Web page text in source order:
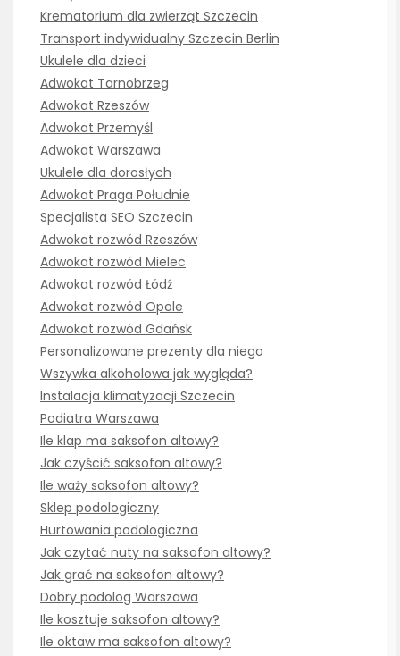
Krematorium dla zwierząt Szczecin
Transport indywidualny Szczecin Berlin
Ukulele dla dzieci
Adwokat Tarnobrzeg
Adwokat Rzeszów
Adwokat Przemyśl
Adwokat Warszawa
Ukulele dla dorosłych
Adwokat Praga Południe
Specjalista SEO Szczecin
Adwokat rozwód Rzeszów
Adwokat rozwód Mielec
Adwokat rozwód Łódź
Adwokat rozwód Opole
Adwokat rozwód Gdańsk
Personalizowane prezenty dla niego
Wszywka alkoholowa jak wygląda?
Instalacja klimatyzacji Szczecin
Podiatra Warszawa
Ile klap ma saksofon altowy?
Jak czyścić saksofon altowy?
Ile waży saksofon altowy?
Sklep podologiczny
Hurtowania podologiczna
Jak czytać nuty na saksofon altowy?
Jak grać na saksofon altowy?
Dobry podolog Warszawa
Ile kosztuje saksofon altowy?
Ile oktaw ma saksofon altowy?